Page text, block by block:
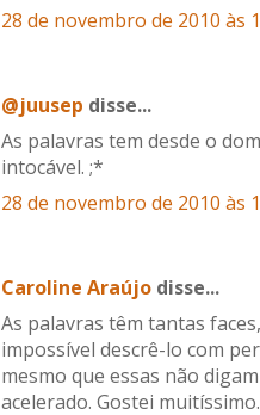
28 de novembro de 2010 às
@juusep disse...
As palavras tem desde o
intocável. ;*
28 de novembro de 2010 às
Caroline Araújo disse...
As palavras têm tantas
impossível descrê-lo com
mesmo que essas não
acelerado. Gostei muitíssimo.